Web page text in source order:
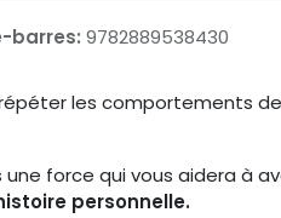
barres: 9782889538430
les comportements
force qui vous aidera à
personnelle.